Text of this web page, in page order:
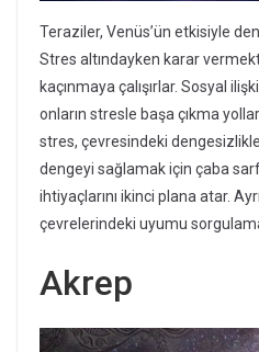
Teraziler, Venüs’ün etkisiyle
Stres altındayken karar
kaçınmaya çalışırlar. Sosyal
onların stresle başa çıkma
stres, çevresindeki
dengeyi sağlamak için çaba
ihtiyaçlarını ikinci plana atar.
çevrelerindeki uyumu
Akrep